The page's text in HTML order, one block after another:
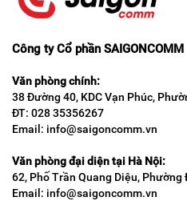
Công ty Cổ phần SAIGONCOMM
Văn phòng chính:
38 Đường 40, KDC Vạn Phúc,
ĐT: 028 35356267
Email: info@saigoncomm.vn
Văn phòng đại diện tại Hà Nội:
62, Phố Trần Quang Diệu, Phường
Email: info@saigoncomm.vn